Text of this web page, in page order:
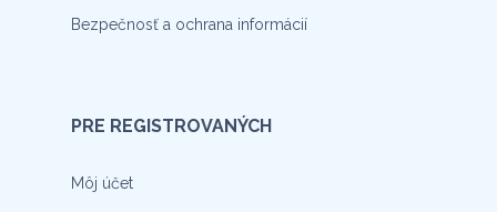
Bezpečnosť a ochrana informácií
PRE REGISTROVANÝCH
Môj účet